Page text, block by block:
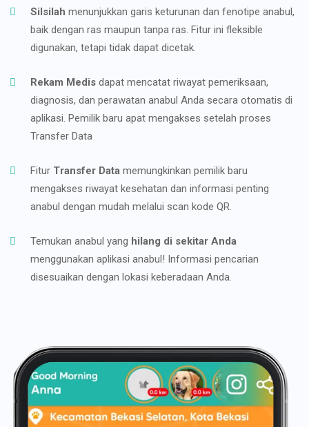
Silsilah menunjukkan garis keturunan dan fenotipe anabul,
baik dengan ras maupun tanpa ras. Fitur ini fleksible
digunakan, tetapi tidak dapat dicetak.
Rekam Medis dapat mencatat riwayat pemeriksaan,
diagnosis, dan perawatan anabul Anda secara otomatis di
aplikasi. Pemilik baru apat mengakses setelah proses
Transfer Data
Fitur Transfer Data memungkinkan pemilik baru
mengakses riwayat kesehatan dan informasi penting
anabul dengan mudah melalui scan kode QR.
Temukan anabul yang hilang di sekitar Anda
menggunakan aplikasi anabul! Informasi pencarian
disesuaikan dengan lokasi keberadaan Anda.